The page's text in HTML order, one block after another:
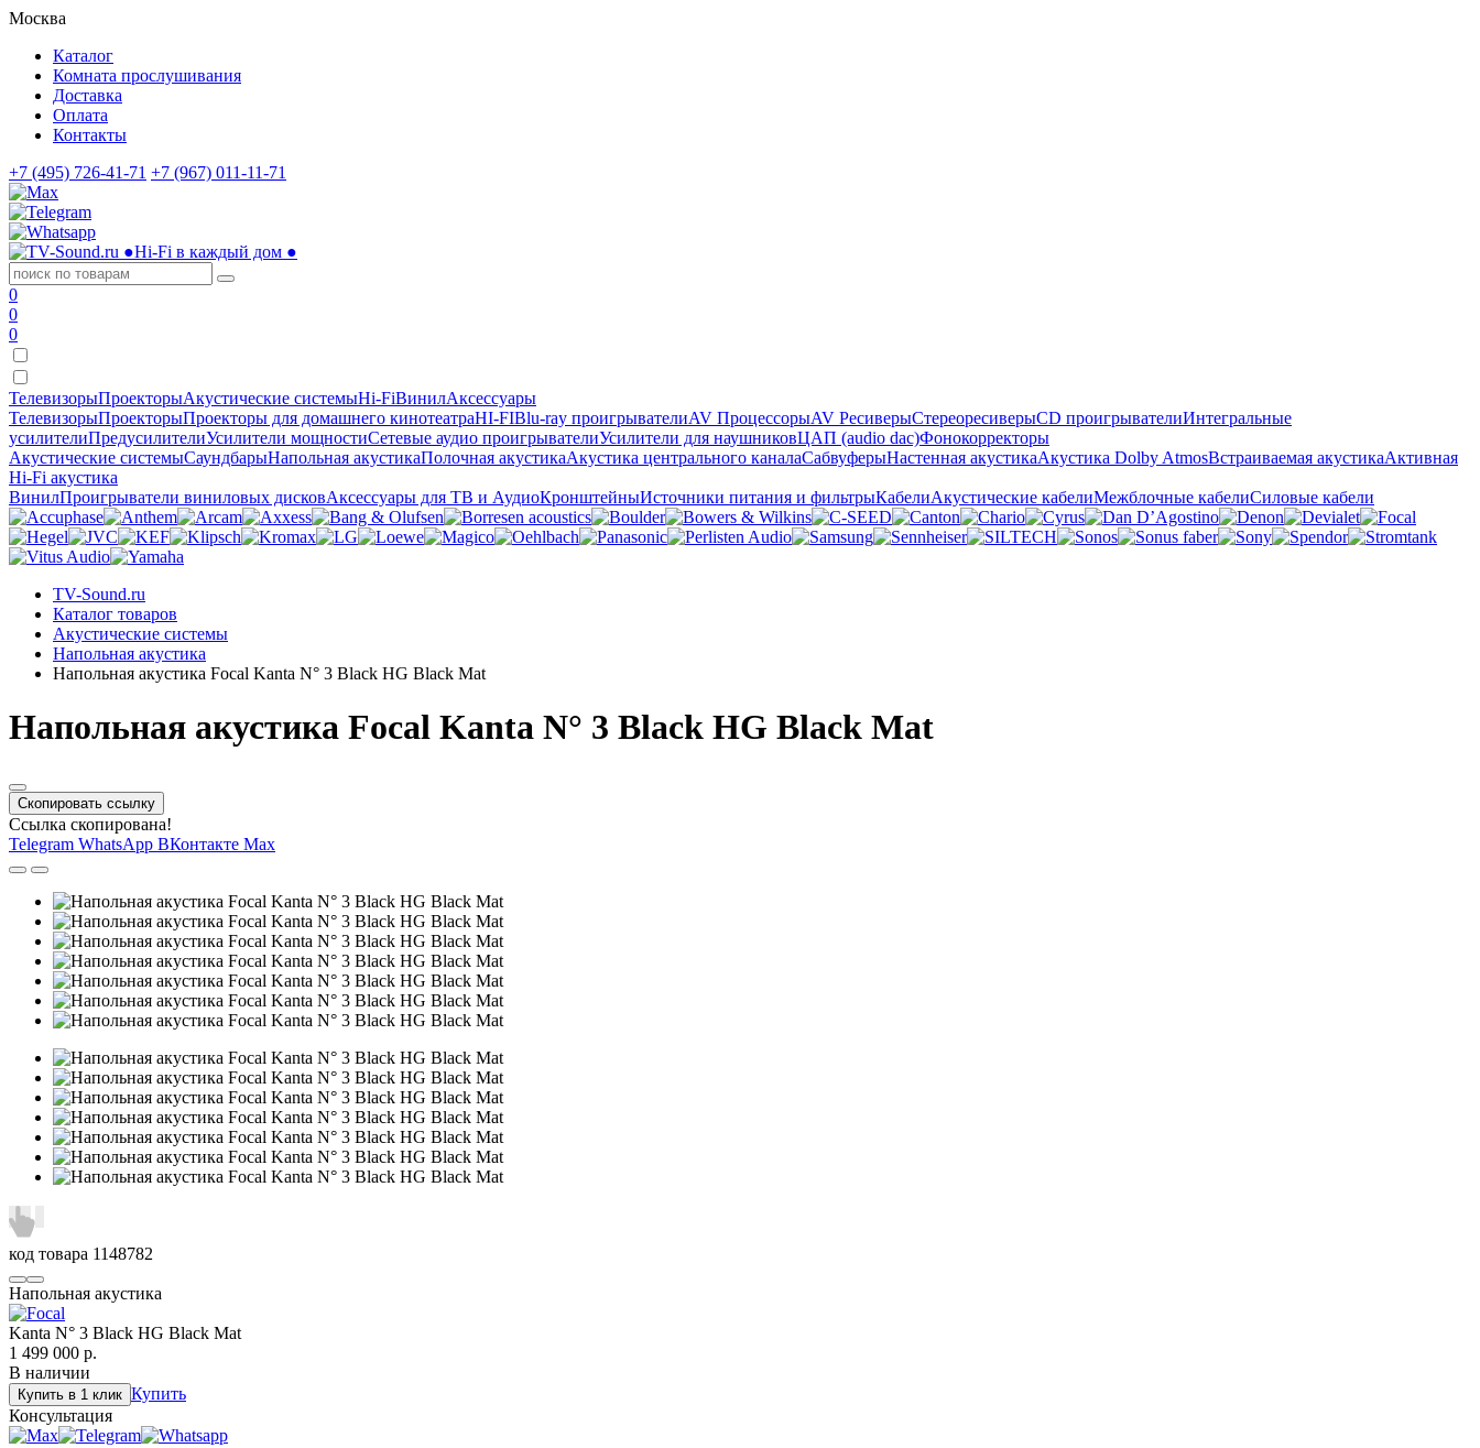
Москва
Каталог
Комната прослушивания
Доставка
Оплата
Контакты
+7 (495) 726-41-71 +7 (967) 011-11-71
●Hi-Fi в каждый дом ●
0
0
0
ТелевизорыПроекторыАкустические системыHi-FiВинилАксессуары
ТелевизорыПроекторыПроекторы для домашнего кинотеатраHI-FIBlu-ray проигрывателиAV ПроцессорыAV РесиверыСтереоресиверыCD проигрывателиИнтегральные
усилителиПредусилителиУсилители мощностиСетевые аудио проигрывателиУсилители для наушниковЦАП (audio dac)Фонокорректоры
Акустические системыСаундбарыНапольная акустикаПолочная акустикаАкустика центрального каналаСабвуферыНастенная акустикаАкустика Dolby AtmosВстраиваемая акустикаАктивная
Hi-Fi акустика
ВинилПроигрыватели виниловых дисковАксессуары для ТВ и АудиоКронштейныИсточники питания и фильтрыКабелиАкустические кабелиМежблочные кабелиСиловые кабели
TV-Sound.ru
Каталог товаров
Акустические системы
Напольная акустика
Напольная акустика Focal Kanta N° 3 Black HG Black Mat
Напольная акустика Focal Kanta N° 3 Black HG Black Mat
Скопировать ссылку
Ссылка скопирована!
Telegram WhatsApp ВКонтакте Max
код товара 1148782
Напольная акустика
Kanta N° 3 Black HG Black Mat
1 499 000 р.
В наличии
Купить в 1 клик Купить
Консультация